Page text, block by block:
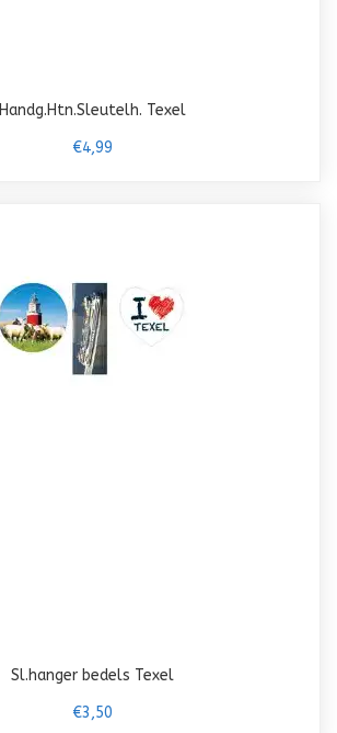
Handg.Htn.Sleutelh. Texel
€4,99
Sl.hanger bedels Texel
€3,50